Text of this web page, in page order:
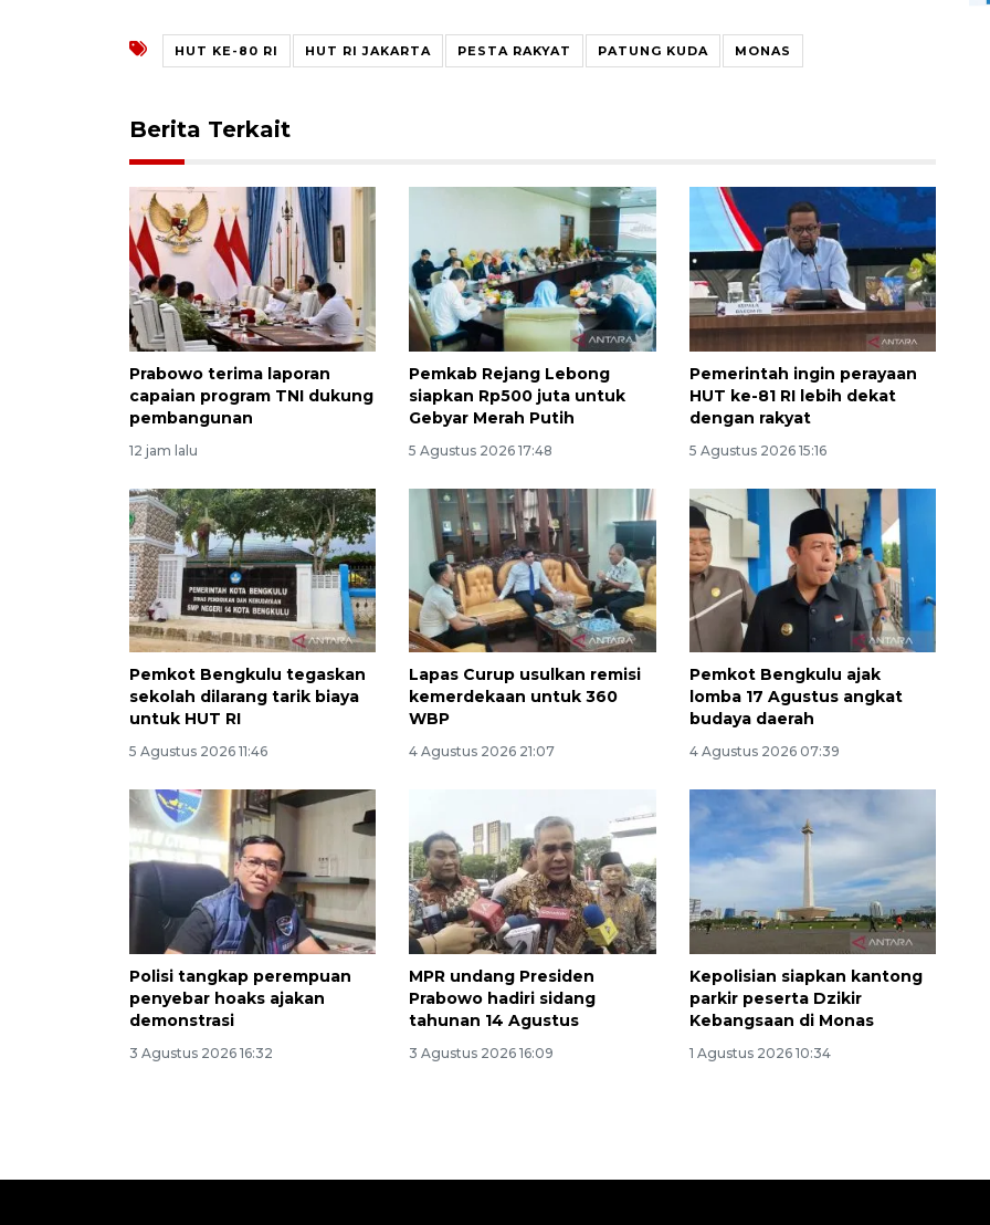
HUT KE-80 RI HUT RI JAKARTA PESTA RAKYAT PATUNG KUDA MONAS
Berita Terkait
Prabowo terima laporan
capaian program TNI dukung
pembangunan
12 jam lalu
Pemkab Rejang Lebong
siapkan Rp500 juta untuk
Gebyar Merah Putih
5 Agustus 2026 17:48
Pemerintah ingin perayaan
HUT ke-81 RI lebih dekat
dengan rakyat
5 Agustus 2026 15:16
Pemkot Bengkulu tegaskan
sekolah dilarang tarik biaya
untuk HUT RI
5 Agustus 2026 11:46
Lapas Curup usulkan remisi
kemerdekaan untuk 360
WBP
4 Agustus 2026 21:07
Pemkot Bengkulu ajak
lomba 17 Agustus angkat
budaya daerah
4 Agustus 2026 07:39
Polisi tangkap perempuan
penyebar hoaks ajakan
demonstrasi
3 Agustus 2026 16:32
MPR undang Presiden
Prabowo hadiri sidang
tahunan 14 Agustus
3 Agustus 2026 16:09
Kepolisian siapkan kantong
parkir peserta Dzikir
Kebangsaan di Monas
1 Agustus 2026 10:34
Memberantas kejahatan
jalanan Jakarta
2026-08-05 18:00:00